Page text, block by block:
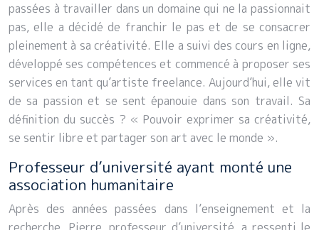
passées à travailler dans un domaine qui ne la passionnait
pas, elle a décidé de franchir le pas et de se consacrer
pleinement à sa créativité. Elle a suivi des cours en ligne,
développé ses compétences et commencé à proposer ses
services en tant qu’artiste freelance. Aujourd’hui, elle vit
de sa passion et se sent épanouie dans son travail. Sa
définition du succès ? « Pouvoir exprimer sa créativité,
se sentir libre et partager son art avec le monde ».
Professeur d’université ayant monté une
association humanitaire
Après des années passées dans l’enseignement et la